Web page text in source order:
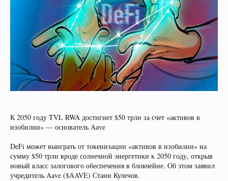
К 2050 году TVL RWA достигнет $50 трлн за счет «активов в
изобилии» — основатель Aave
DeFi может выиграть от токенизации «активов в изобилии» на
сумму $50 трлн вроде солнечной энергетики к 2050 году, открыв
новый класс залогового обеспечения в блокчейне. Об этом заявил
учредитель Aave ($AAVE) Стани Кулечов.